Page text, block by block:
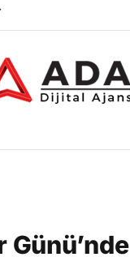
Günü’nde